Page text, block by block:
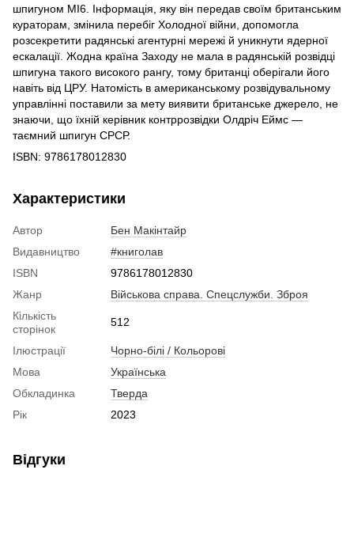
шпигуном МІ6. Інформація, яку він передав своїм британським
кураторам, змінила перебіг Холодної війни, допомогла
розсекретити радянські агентурні мережі й уникнути ядерної
ескалації. Жодна країна Заходу не мала в радянській розвідці
шпигуна такого високого рангу, тому британці оберігали його
навіть від ЦРУ. Натомість в американському розвідувальному
управлінні поставили за мету виявити британське джерело, не
знаючи, що їхній керівник контррозвідки Олдріч Еймс —
таємний шпигун СРСР.
ISBN: 9786178012830
Характеристики
Автор
Бен Макінтайр
Видавництво
#книголав
ISBN
9786178012830
Жанр
Військова справа. Спецслужби. Зброя
Кількість
сторінок
512
Ілюстрації
Чорно-білі / Кольорові
Мова
Українська
Обкладинка
Тверда
Рік
2023
Відгуки